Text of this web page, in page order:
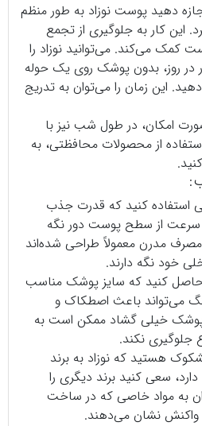
دهید پوست نوزاد به طور منظم
این کار به جلوگیری از تجمع
می‌کند. می‌توانید نوزاد را
چند بار در روز، بدون پوشک روی یک حوله
دهید. این زمان را می‌توان به تدریج
امکان، در طول شب نیز با
از محصولات محافظتی، به
استفاده کنید که قدرت جذب
سرعت از سطح پوست دور نگه
مدرن معمولاً طراحی شده‌اند
خود نگه دارند.
کنید که سایز پوشک مناسب
می‌تواند باعث اصطکاک و
پوشک خیلی گشاد ممکن است به
جلوگیری نکند.
هستید که نوزاد به برند
سعی کنید برند دیگری را
به مواد خاصی که در ساخت
نشان می‌دهند.